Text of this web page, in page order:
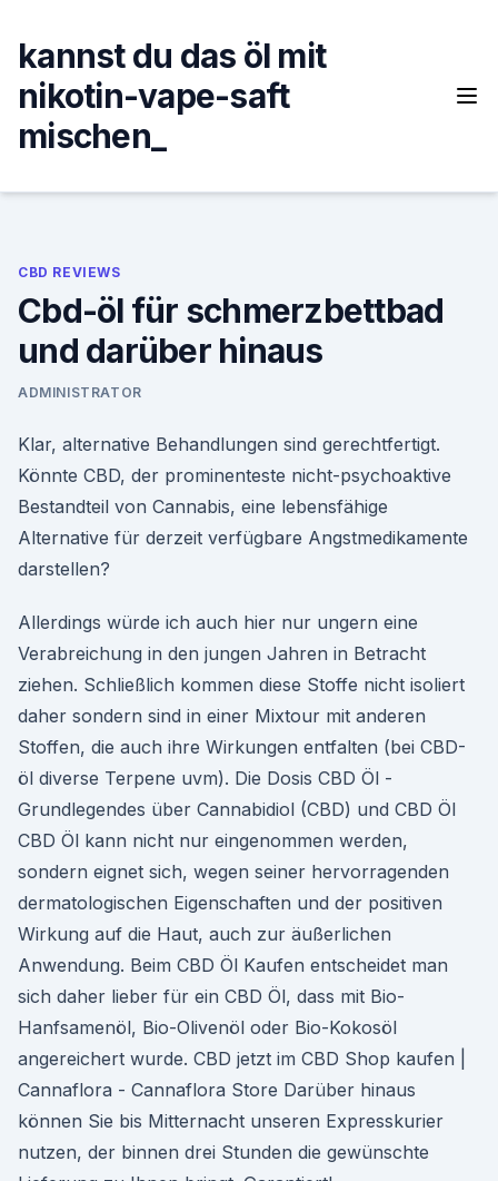
content
kannst du das öl mit
nikotin-vape-saft
mischen_
CBD REVIEWS
Cbd-öl für schmerzbettbad
und darüber hinaus
ADMINISTRATOR
Klar, alternative Behandlungen sind gerechtfertigt.
Könnte CBD, der prominenteste nicht-psychoaktive
Bestandteil von Cannabis, eine lebensfähige
Alternative für derzeit verfügbare Angstmedikamente
darstellen?
Allerdings würde ich auch hier nur ungern eine
Verabreichung in den jungen Jahren in Betracht
ziehen. Schließlich kommen diese Stoffe nicht isoliert
daher sondern sind in einer Mixtour mit anderen
Stoffen, die auch ihre Wirkungen entfalten (bei CBD-
öl diverse Terpene uvm). Die Dosis CBD Öl -
Grundlegendes über Cannabidiol (CBD) und CBD Öl
CBD Öl kann nicht nur eingenommen werden,
sondern eignet sich, wegen seiner hervorragenden
dermatologischen Eigenschaften und der positiven
Wirkung auf die Haut, auch zur äußerlichen
Anwendung. Beim CBD Öl Kaufen entscheidet man
sich daher lieber für ein CBD Öl, dass mit Bio-
Hanfsamenöl, Bio-Olivenöl oder Bio-Kokosöl
angereichert wurde. CBD jetzt im CBD Shop kaufen |
Cannaflora - Cannaflora Store Darüber hinaus
können Sie bis Mitternacht unseren Expresskurier
nutzen, der binnen drei Stunden die gewünschte